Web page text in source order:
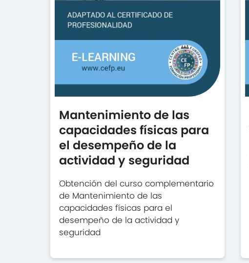
Mantenimiento de las
capacidades físicas para
el desempeño de la
actividad y seguridad
Obtención del curso complementario
de Mantenimiento de las
capacidades físicas para el
desempeño de la actividad y
seguridad